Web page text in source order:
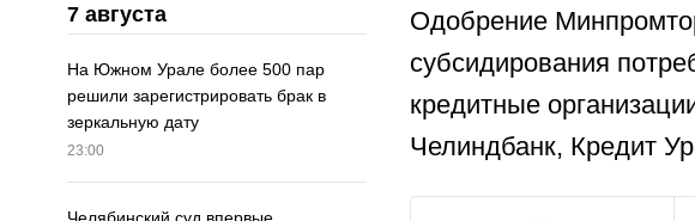
7 августа
На Южном Урале более 500 пар
решили зарегистрировать брак в
зеркальную дату
23:00
Одобрение
субсидирования
кредитные
Челиндбанк, Кредит